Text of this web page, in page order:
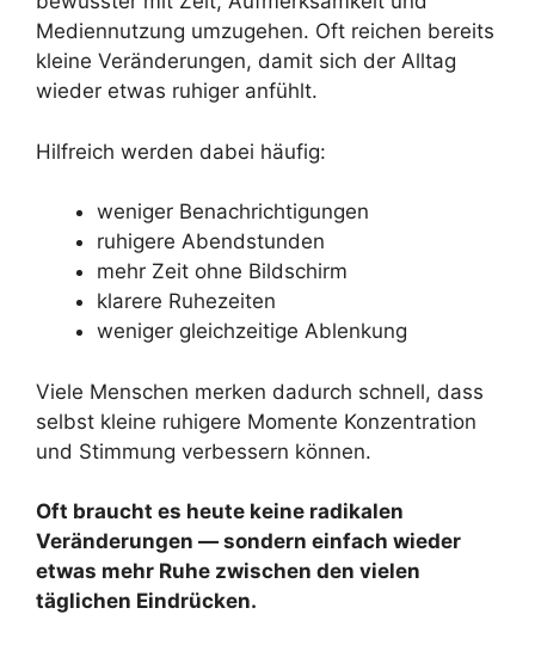
Mediennutzung umzugehen. Oft reichen bereits
kleine Veränderungen, damit sich der Alltag
wieder etwas ruhiger anfühlt.
Hilfreich werden dabei häufig:
weniger Benachrichtigungen
ruhigere Abendstunden
mehr Zeit ohne Bildschirm
klarere Ruhezeiten
weniger gleichzeitige Ablenkung
Viele Menschen merken dadurch schnell, dass
selbst kleine ruhigere Momente Konzentration
und Stimmung verbessern können.
Oft braucht es heute keine radikalen
Veränderungen — sondern einfach wieder
etwas mehr Ruhe zwischen den vielen
täglichen Eindrücken.